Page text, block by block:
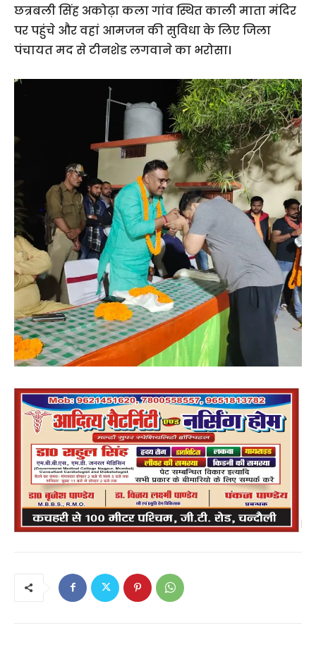
छत्रबली सिंह अकोढ़ा कला गांव स्थित काली माता मंदिर
पर पहुंचे और वहां आमजन की सुविधा के लिए जिला
पंचायत मद से टीनशेड लगवाने का भरोसा।